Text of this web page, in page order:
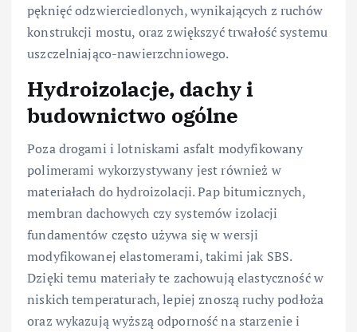
pęknięć odzwierciedlonych, wynikających z ruchów
konstrukcji mostu, oraz zwiększyć trwałość systemu
uszczelniająco-nawierzchniowego.
Hydroizolacje, dachy i
budownictwo ogólne
Poza drogami i lotniskami asfalt modyfikowany
polimerami wykorzystywany jest również w
materiałach do hydroizolacji. Pap bitumicznych,
membran dachowych czy systemów izolacji
fundamentów często używa się w wersji
modyfikowanej elastomerami, takimi jak SBS.
Dzięki temu materiały te zachowują elastyczność w
niskich temperaturach, lepiej znoszą ruchy podłoża
oraz wykazują wyższą odporność na starzenie i